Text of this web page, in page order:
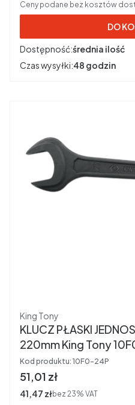
Ceny podane bez kosztów
DO
Dostępność:średnia ilość
Czas wysyłki:48 godzin
Producent
King Tony
KLUCZ PŁASKI
220mm King Tony
Kod produktu: 10F0-24P
Cena brutto
51,01 zł
Cena netto
41,47 złbez 23% VAT